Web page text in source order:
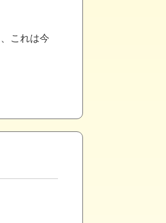
これは今